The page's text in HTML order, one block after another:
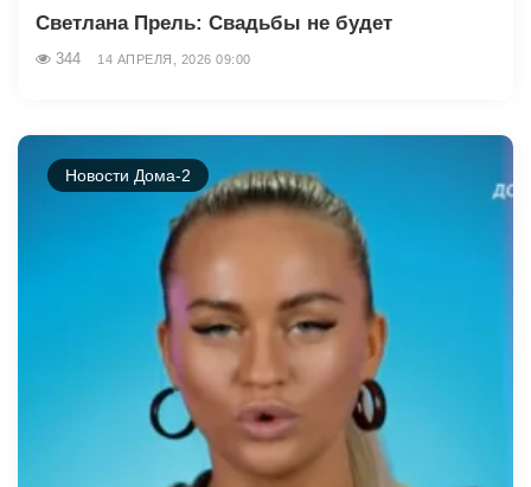
Светлана Прель: Свадьбы не будет
344 14 АПРЕЛЯ, 2026 09:00
Новости Дома-2